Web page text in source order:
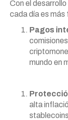
Con el
cada día es más
Pagos
mundo en
alta